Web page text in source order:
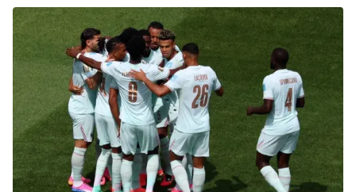
THỜI BÁO VTV
Theo dõi báo trên
Cơ quan chủ quản: Đài Truyền hình Việt Nam
Cơ quan báo chí:Thời báo VTV
Giấy phép hoạt động báo in và báo điện tử số 483/GP-BTTTT